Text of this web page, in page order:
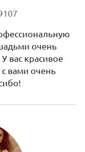
очень
вас красивое
вами очень